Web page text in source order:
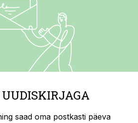
saad oma postkasti päeva